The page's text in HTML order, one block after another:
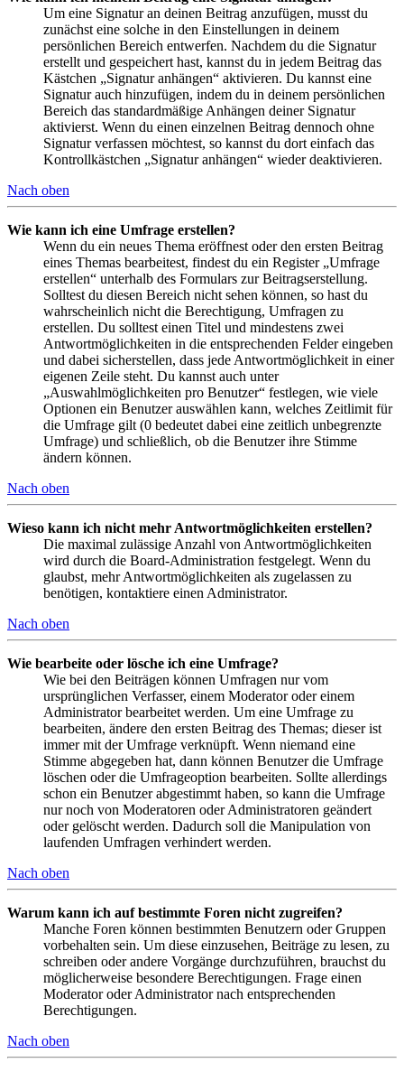
Um eine Signatur an deinen Beitrag anzufügen, musst du
zunächst eine solche in den Einstellungen in deinem
persönlichen Bereich entwerfen. Nachdem du die Signatur
erstellt und gespeichert hast, kannst du in jedem Beitrag das
Kästchen „Signatur anhängen“ aktivieren. Du kannst eine
Signatur auch hinzufügen, indem du in deinem persönlichen
Bereich das standardmäßige Anhängen deiner Signatur
aktivierst. Wenn du einen einzelnen Beitrag dennoch ohne
Signatur verfassen möchtest, so kannst du dort einfach das
Kontrollkästchen „Signatur anhängen“ wieder deaktivieren.
Nach oben
Wie kann ich eine Umfrage erstellen?
Wenn du ein neues Thema eröffnest oder den ersten Beitrag
eines Themas bearbeitest, findest du ein Register „Umfrage
erstellen“ unterhalb des Formulars zur Beitragserstellung.
Solltest du diesen Bereich nicht sehen können, so hast du
wahrscheinlich nicht die Berechtigung, Umfragen zu
erstellen. Du solltest einen Titel und mindestens zwei
Antwortmöglichkeiten in die entsprechenden Felder eingeben
und dabei sicherstellen, dass jede Antwortmöglichkeit in einer
eigenen Zeile steht. Du kannst auch unter
„Auswahlmöglichkeiten pro Benutzer“ festlegen, wie viele
Optionen ein Benutzer auswählen kann, welches Zeitlimit für
die Umfrage gilt (0 bedeutet dabei eine zeitlich unbegrenzte
Umfrage) und schließlich, ob die Benutzer ihre Stimme
ändern können.
Nach oben
Wieso kann ich nicht mehr Antwortmöglichkeiten erstellen?
Die maximal zulässige Anzahl von Antwortmöglichkeiten
wird durch die Board-Administration festgelegt. Wenn du
glaubst, mehr Antwortmöglichkeiten als zugelassen zu
benötigen, kontaktiere einen Administrator.
Nach oben
Wie bearbeite oder lösche ich eine Umfrage?
Wie bei den Beiträgen können Umfragen nur vom
ursprünglichen Verfasser, einem Moderator oder einem
Administrator bearbeitet werden. Um eine Umfrage zu
bearbeiten, ändere den ersten Beitrag des Themas; dieser ist
immer mit der Umfrage verknüpft. Wenn niemand eine
Stimme abgegeben hat, dann können Benutzer die Umfrage
löschen oder die Umfrageoption bearbeiten. Sollte allerdings
schon ein Benutzer abgestimmt haben, so kann die Umfrage
nur noch von Moderatoren oder Administratoren geändert
oder gelöscht werden. Dadurch soll die Manipulation von
laufenden Umfragen verhindert werden.
Nach oben
Warum kann ich auf bestimmte Foren nicht zugreifen?
Manche Foren können bestimmten Benutzern oder Gruppen
vorbehalten sein. Um diese einzusehen, Beiträge zu lesen, zu
schreiben oder andere Vorgänge durchzuführen, brauchst du
möglicherweise besondere Berechtigungen. Frage einen
Moderator oder Administrator nach entsprechenden
Berechtigungen.
Nach oben